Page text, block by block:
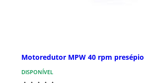
Motoredutor MPW 40 rpm presépio
DISPONÍVEL